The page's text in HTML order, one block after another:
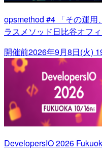
opsmethod #4 「その運用
ラスメソッド日比谷オフ
開催前2026年9月8日(火)
DevelopersIO 2026